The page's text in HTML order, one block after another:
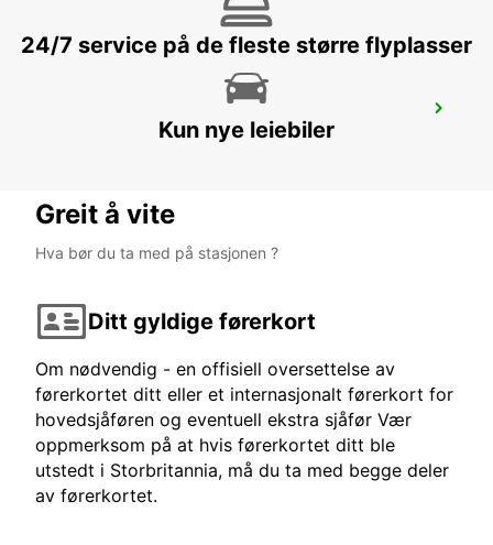
OLIVET - FRANCE
24/7 service på de fleste større flyplasser
Kun nye leiebiler
Greit å vite
Hva bør du ta med på stasjonen ?
Ditt gyldige førerkort
Om nødvendig - en offisiell oversettelse av
førerkortet ditt eller et internasjonalt førerkort for
hovedsjåføren og eventuell ekstra sjåfør Vær
oppmerksom på at hvis førerkortet ditt ble
utstedt i Storbritannia, må du ta med begge deler
av førerkortet.